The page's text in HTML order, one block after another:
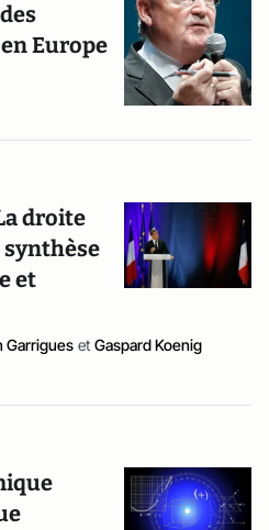
Europe
droite
synthèse
et
Garrigues et Gaspard Koenig